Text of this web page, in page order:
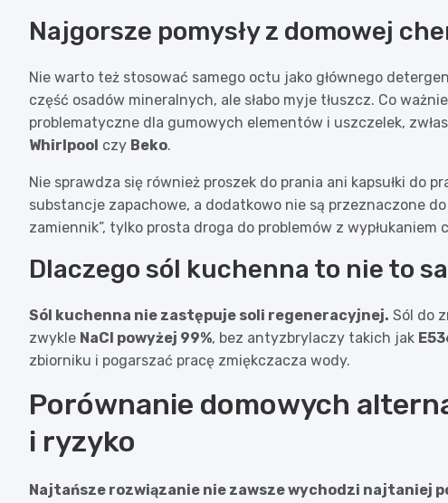
Najgorsze pomysły z domowej
Nie warto też stosować samego octu jako głównego
część osadów mineralnych, ale słabo myje tłuszcz. Co
problematyczne dla gumowych elementów i uszczelek,
Whirlpool czy Beko.
Nie sprawdza się również proszek do prania ani kapsułki do
substancje zapachowe, a dodatkowo nie są przeznaczone
zamiennik”, tylko prosta droga do problemów z wypłukaniem
Dlaczego sól kuchenna to nie to
Sól kuchenna nie zastępuje soli regeneracyjnej. Sól do
zwykle NaCl powyżej 99%, bez antyzbrylaczy takich jak
zbiorniku i pogarszać pracę zmiękczacza wody.
Porównanie domowych
i ryzyko
Najtańsze rozwiązanie nie zawsze wychodzi najtaniej